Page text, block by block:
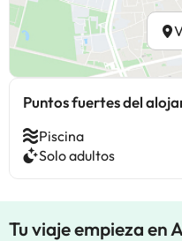
Puntos fuertes del
Piscina
Solo adultos
Tu viaje empieza en